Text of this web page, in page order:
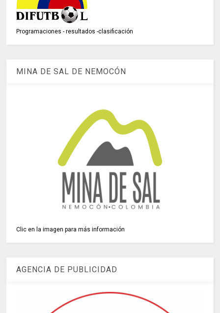
Programaciones - resultados -clasificación
MINA DE SAL DE NEMOCÓN
Clic en la imagen para más información
AGENCIA DE PUBLICIDAD